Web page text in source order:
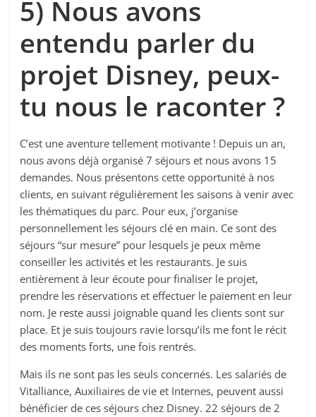
5) Nous avons
entendu parler du
projet Disney, peux-
tu nous le raconter ?
C’est une aventure tellement motivante ! Depuis un an,
nous avons déjà organisé 7 séjours et nous avons 15
demandes. Nous présentons cette opportunité à nos
clients, en suivant régulièrement les saisons à venir avec
les thématiques du parc. Pour eux, j’organise
personnellement les séjours clé en main. Ce sont des
séjours “sur mesure” pour lesquels je peux même
conseiller les activités et les restaurants. Je suis
entièrement à leur écoute pour finaliser le projet,
prendre les réservations et effectuer le paiement en leur
nom. Je reste aussi joignable quand les clients sont sur
place. Et je suis toujours ravie lorsqu’ils me font le récit
des moments forts, une fois rentrés.
Mais ils ne sont pas les seuls concernés. Les salariés de
Vitalliance, Auxiliaires de vie et Internes, peuvent aussi
bénéficier de ces séjours chez Disney. 22 séjours de 2